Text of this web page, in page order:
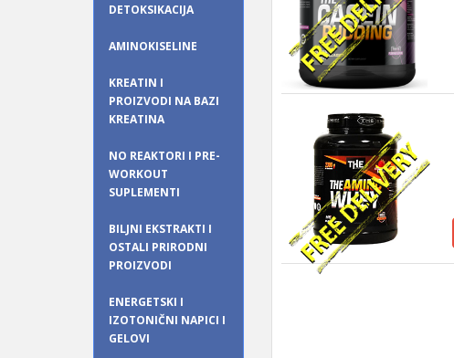
DETOKSIKACIJA
AMINOKISELINE
KREATIN I
PROIZVODI NA BAZI
KREATINA
NO REAKTORI I PRE-
WORKOUT
SUPLEMENTI
BILJNI EKSTRAKTI I
OSTALI PRIRODNI
PROIZVODI
ENERGETSKI I
IZOTONIČNI NAPICI I
GELOVI